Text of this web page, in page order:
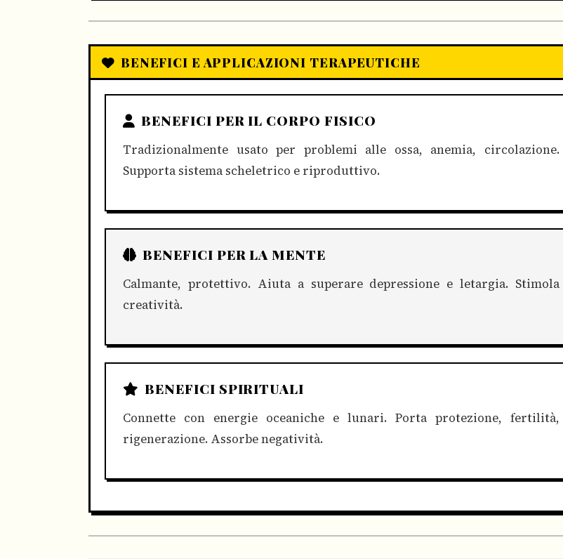
BENEFICI E APPLICAZIONI TERAPEUTICHE
BENEFICI PER IL CORPO FISICO
Tradizionalmente usato per problemi alle ossa, anemia, circolazione.
Supporta sistema scheletrico e riproduttivo.
BENEFICI PER LA MENTE
Calmante, protettivo. Aiuta a superare depressione e letargia. Stimola
creatività.
BENEFICI SPIRITUALI
Connette con energie oceaniche e lunari. Porta protezione, fertilità,
rigenerazione. Assorbe negatività.